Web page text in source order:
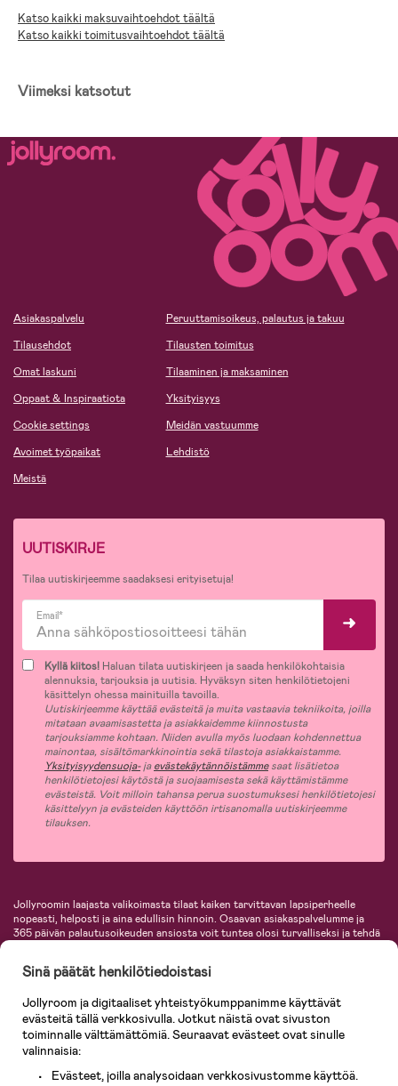
Katso kaikki maksuvaihtoehdot täältä
Katso kaikki toimitusvaihtoehdot täältä
Viimeksi katsotut
Asiakaspalvelu
Tilausehdot
Omat laskuni
Oppaat & Inspiraatiota
Cookie settings
Avoimet työpaikat
Meistä
Peruuttamisoikeus, palautus ja takuu
Tilausten toimitus
Tilaaminen ja maksaminen
Yksityisyys
Meidän vastuumme
Lehdistö
UUTISKIRJE
Tilaa uutiskirjeemme saadaksesi erityisetuja!
Email*
Kyllä kiitos! Haluan tilata uutiskirjeen ja saada henkilökohtaisia
alennuksia, tarjouksia ja uutisia. Hyväksyn siten henkilötietojeni
käsittelyn ohessa mainituilla tavoilla.
Uutiskirjeemme käyttää evästeitä ja muita vastaavia tekniikoita, joilla
mitataan avaamisastetta ja asiakkaidemme kiinnostusta
tarjouksiamme kohtaan. Niiden avulla myös luodaan kohdennettua
mainontaa, sisältömarkkinointia sekä tilastoja asiakkaistamme.
Yksityisyydensuoja-jaevästekäytännöistämmesaat lisätietoa
henkilötietojesi käytöstä ja suojaamisesta sekä käyttämistämme
evästeistä. Voit milloin tahansa perua suostumuksesi henkilötietojesi
käsittelyyn ja evästeiden käyttöön irtisanomalla uutiskirjeemme
tilauksen.
Jollyroomin laajasta valikoimasta tilaat kaiken tarvittavan lapsiperheelle
nopeasti, helposti ja aina edullisin hinnoin. Osaavan asiakaspalvelumme ja
365 päivän palautusoikeuden ansiosta voit tuntea olosi turvalliseksi ja tehdä
lastentarvikkeita sekä paljon muuta. Meiltä löydät lukuisia tunnettuja
KidKraft, Ergobaby, Philips Avent, Neonate, Cybex, LEGO ja monia muita!
Tervetuloa shoppailemaan Pohjoismaiden suurimpaan lastentarvikkeiden
verkkokauppaan!
Sinä päätät henkilötiedoistasi
Jollyroom ja digitaaliset yhteistyökumppanimme käyttävät
evästeitä tällä verkkosivulla. Jotkut näistä ovat sivuston
toiminnalle välttämättömiä. Seuraavat evästeet ovat sinulle
valinnaisia:
Evästeet, joilla analysoidaan verkkosivustomme käyttöä.